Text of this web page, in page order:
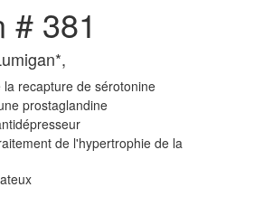
# 381
recapture de sérotonine
prostaglandine
de l'hypertrophie de la